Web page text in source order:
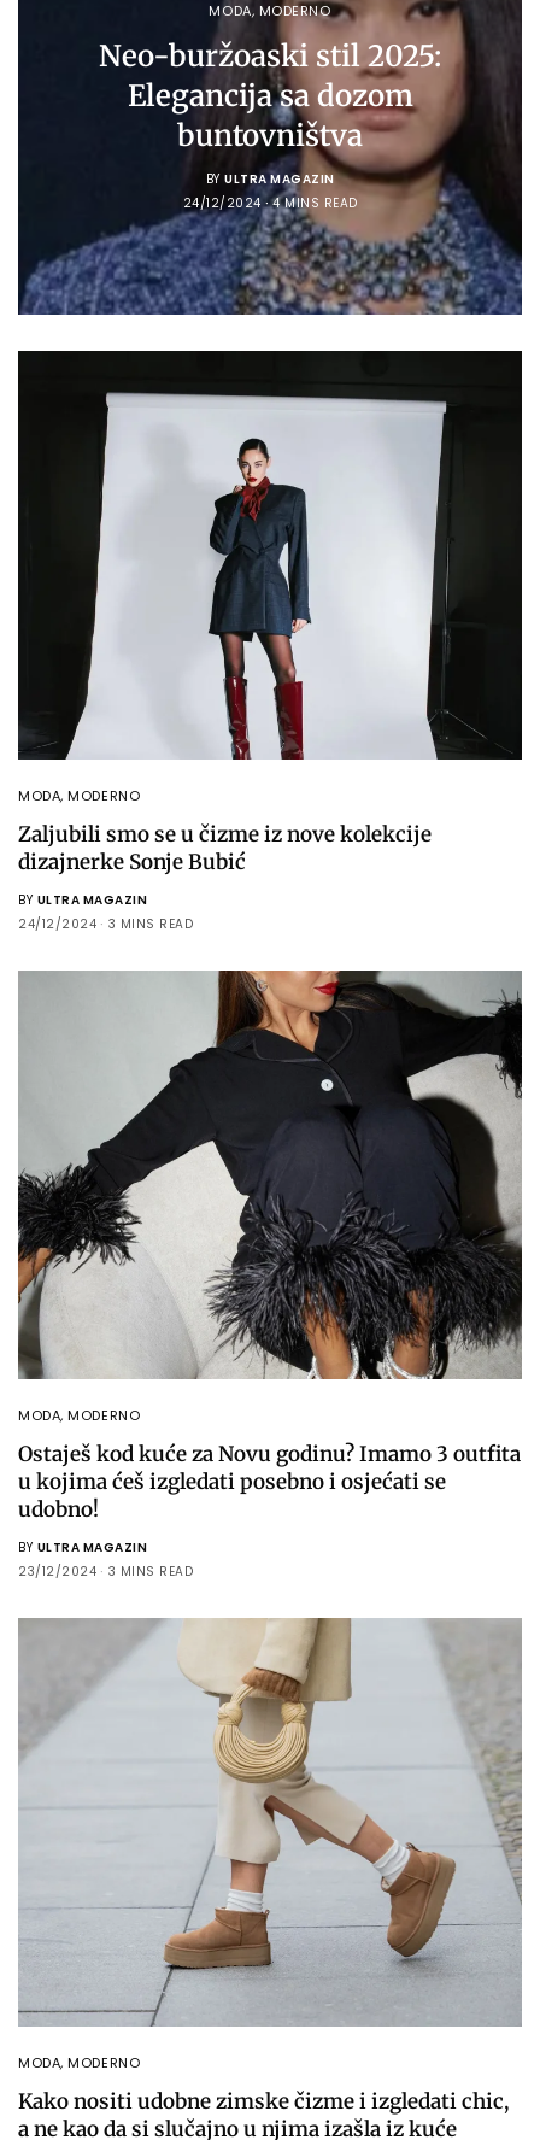
MODA, MODERNO
Neo-buržoaski stil 2025:
Elegancija sa dozom
buntovništva
BY ULTRA MAGAZIN
24/12/2024
4 MINS READ
MODA,MODERNO
Zaljubili smo se u čizme iz nove kolekcije
dizajnerke Sonje Bubić
BY ULTRA MAGAZIN
24/12/2024
3 MINS READ
MODA,MODERNO
Ostaješ kod kuće za Novu godinu? Imamo 3 outfita
u kojima ćeš izgledati posebno i osjećati se
udobno!
BY ULTRA MAGAZIN
23/12/2024
3 MINS READ
MODA,MODERNO
Kako nositi udobne zimske čizme i izgledati chic,
a ne kao da si slučajno u njima izašla iz kuće